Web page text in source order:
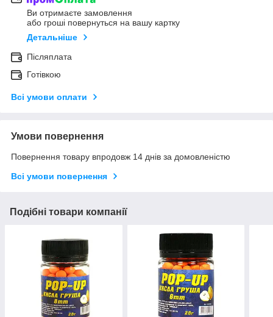
Ви отримаєте замовлення
або гроші повернуться на вашу картку
Детальніше
Післяплата
Готівкою
Всі умови оплати
Умови повернення
Повернення товару впродовж 14 днів за домовленістю
Всі умови повернення
Подібні товари компанії